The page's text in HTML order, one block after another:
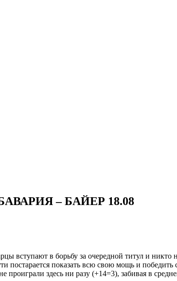
– БАЙЕР 18.08
вступают в борьбу за очередной титул и
показать всю свою мощь и
здесь ни разу (+14=3), забивая в